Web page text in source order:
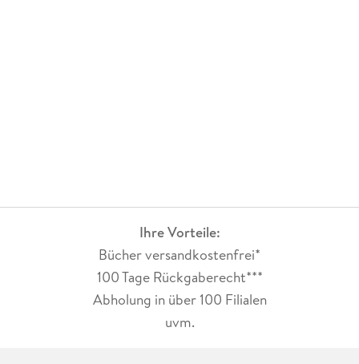
Ihre Vorteile:
Bücher versandkostenfrei*
100 Tage Rückgaberecht***
Abholung in über 100 Filialen
uvm.